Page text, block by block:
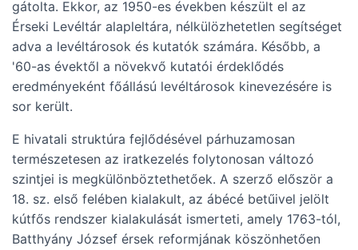
gátolta. Ekkor, az 1950-es években készült el az
Érseki Levéltár alapleltára, nélkülözhetetlen segítséget
adva a levéltárosok és kutatók számára. Később, a
'60-as évektől a növekvő kutatói érdeklődés
eredményeként főállású levéltárosok kinevezésére is
sor került.
E hivatali struktúra fejlődésével párhuzamosan
természetesen az iratkezelés folytonosan változó
szintjei is megkülönböztethetőek. A szerző először a
18. sz. első felében kialakult, az ábécé betűivel jelölt
kútfős rendszer kialakulását ismerteti, amely 1763-tól,
Batthyány József érsek reformjának köszönhetően